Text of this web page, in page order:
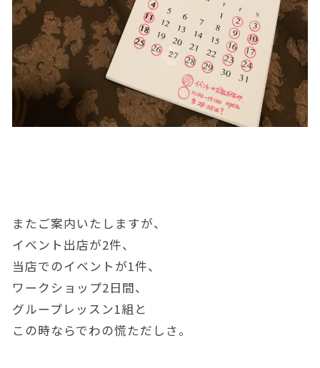
またご案内いたしますが、
イベント出店が2件、
当店でのイベントが1件、
ワークショップ2日間、
グループレッスン1組と
この時ならでわの慌ただしさ。